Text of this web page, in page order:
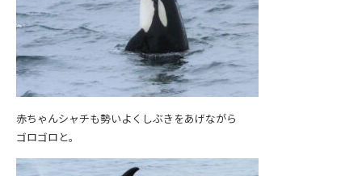
赤ちゃんシャチも勢いよくしぶきをあげながら
ゴロゴロと。